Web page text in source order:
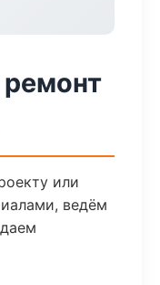
или
ведём